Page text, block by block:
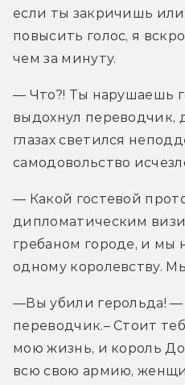
если ты закричишь
повысить голос, я
чем за минуту.
— Что?! Ты нарушаешь
выдохнул переводчик,
глазах светился
самодовольство
— Какой гостевой
дипломатическим
гребаном городе, и мы
одному королевству.
—Вы убили герольда! —
переводчик.– Стоит
мою жизнь, и король
всю свою армию,